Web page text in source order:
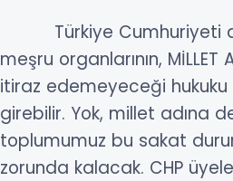
Türkiye Cumhuriyeti
meşru organlarının,
itiraz edemeyeceği
girebilir. Yok, millet adına
toplumumuz bu sakat
zorunda kalacak. CHP